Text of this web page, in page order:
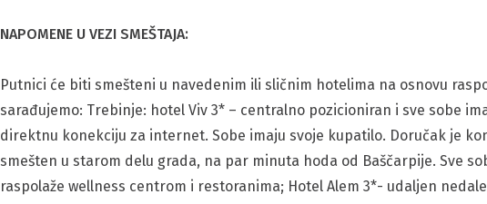
NAPOMENE U VEZI SMEŠTAJA:
Putnici će biti smešteni u navedenim ili sličnim hotelima na osnovu
sarađujemo: Trebinje: hotel Viv 3* – centralno pozicioniran i sve sobe
direktnu konekciju za internet. Sobe imaju svoje kupatilo. Doručak je
smešten u starom delu grada, na par minuta hoda od Baščarpije. Sve
raspolaže wellness centrom i restoranima; Hotel Alem 3*- udaljen